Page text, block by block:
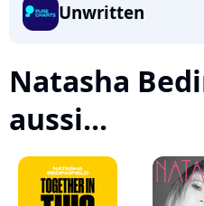
Unwritten
Natasha
aussi...